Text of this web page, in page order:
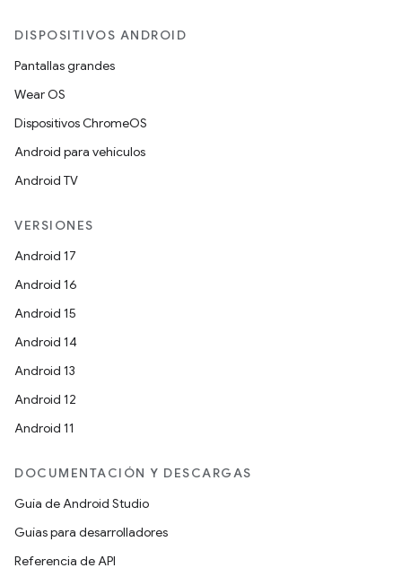
DISPOSITIVOS ANDROID
Pantallas grandes
Wear OS
Dispositivos ChromeOS
Android para vehículos
Android TV
VERSIONES
Android 17
Android 16
Android 15
Android 14
Android 13
Android 12
Android 11
DOCUMENTACIÓN Y DESCARGAS
Guía de Android Studio
Guías para desarrolladores
Referencia de API